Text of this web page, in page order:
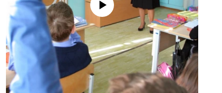
No media source currently available